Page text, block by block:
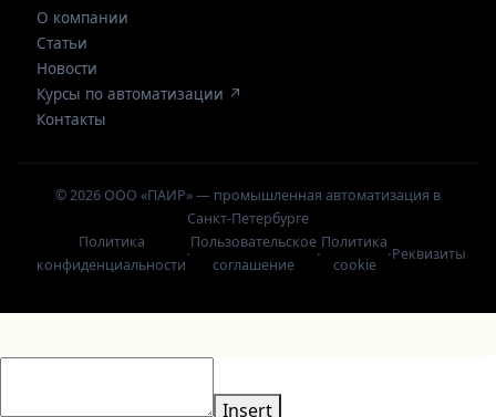
О компании
Статьи
Новости
Курсы по автоматизации ↗
Контакты
© 2026 ООО «ПАИР» — промышленная автоматизация в
Санкт-Петербурге
Политика
конфиденциальности
·
Пользовательское
соглашение
·
Политика
cookie
·Реквизиты
Insert